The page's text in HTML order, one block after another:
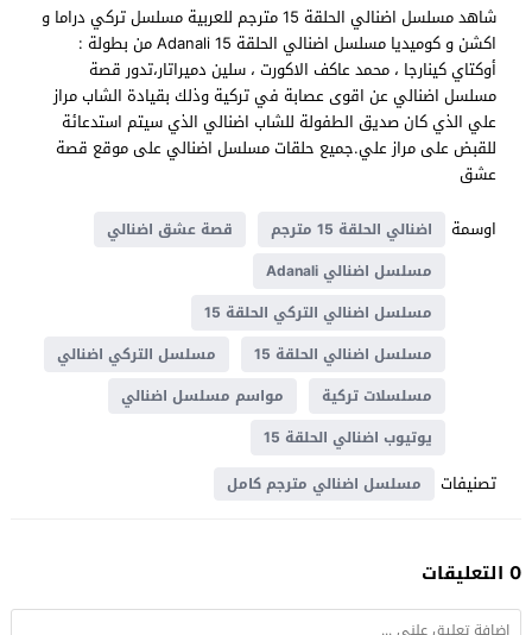
شاهد مسلسل اضنالي الحلقة 15 مترجم للعربية مسلسل تركي دراما و
اكشن و كوميديا مسلسل اضنالي الحلقة 15 Adanali من بطولة :
أوكتاي كينارجا ، محمد عاكف الاكورت ، سلين دميراتار،تدور قصة
مسلسل اضنالي عن اقوى عصابة في تركية وذلك بقيادة الشاب مراز
علي الذي كان صديق الطفولة للشاب اضنالي الذي سيتم استدعائة
للقبض على مراز علي.جميع حلقات مسلسل اضنالي على موقع قصة
عشق
اوسمة
اضنالي الحلقة 15 مترجم
قصة عشق اضنالي
مسلسل اضنالي Adanali
مسلسل اضنالي التركي الحلقة 15
مسلسل اضنالي الحلقة 15
مسلسل التركي اضنالي
مسلسلات تركية
مواسم مسلسل اضنالي
يوتيوب اضنالي الحلقة 15
تصنيفات مسلسل اضنالي مترجم كامل
0 التعليقات